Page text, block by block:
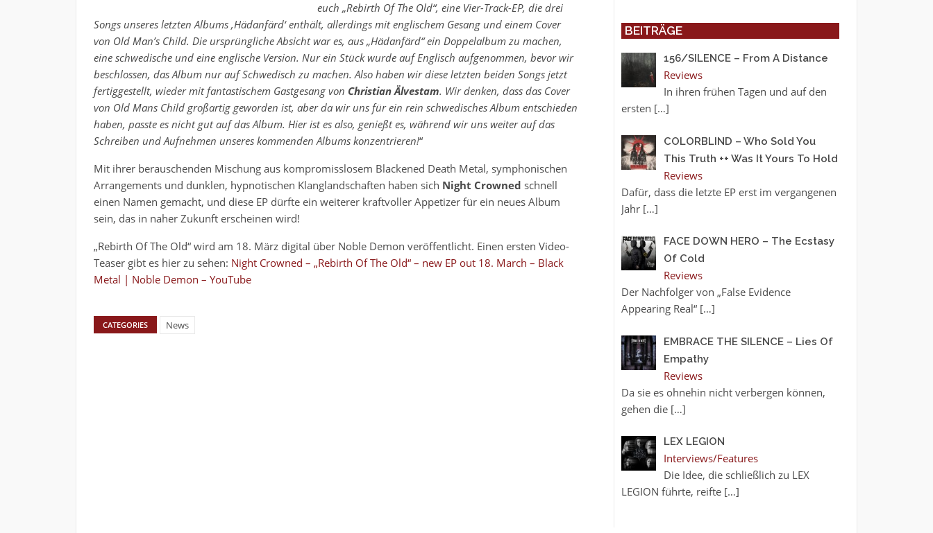
euch „Rebirth Of The Old“, eine Vier-Track-EP, die drei
Songs unseres letzten Albums ‚Hädanfärd‘ enthält, allerdings mit englischem Gesang und einem Cover
von Old Man’s Child. Die ursprüngliche Absicht war es, aus „Hädanfärd“ ein Doppelalbum zu machen,
eine schwedische und eine englische Version. Nur ein Stück wurde auf Englisch aufgenommen, bevor wir
beschlossen, das Album nur auf Schwedisch zu machen. Also haben wir diese letzten beiden Songs jetzt
fertiggestellt, wieder mit fantastischem Gastgesang von Christian Älvestam. Wir denken, dass das Cover
von Old Mans Child großartig geworden ist, aber da wir uns für ein rein schwedisches Album entschieden
haben, passte es nicht gut auf das Album. Hier ist es also, genießt es, während wir uns weiter auf das
Schreiben und Aufnehmen unseres kommenden Albums konzentrieren!“
Mit ihrer berauschenden Mischung aus kompromisslosem Blackened Death Metal, symphonischen
Arrangements und dunklen, hypnotischen Klanglandschaften haben sich Night Crowned schnell
einen Namen gemacht, und diese EP dürfte ein weiterer kraftvoller Appetizer für ein neues Album
sein, das in naher Zukunft erscheinen wird!
„Rebirth Of The Old“ wird am 18. März digital über Noble Demon veröffentlicht. Einen ersten Video-
Teaser gibt es hier zu sehen: Night Crowned – „Rebirth Of The Old“ – new EP out 18. March – Black
Metal | Noble Demon – YouTube
CATEGORIES News
BEITRÄGE
156/SILENCE – From A Distance
Reviews
In ihren frühen Tagen und auf den
ersten […]
COLORBLIND – Who Sold You
This Truth ++ Was It Yours To Hold
Reviews
Dafür, dass die letzte EP erst im vergangenen
Jahr […]
FACE DOWN HERO – The Ecstasy
Of Cold
Reviews
Der Nachfolger von „False Evidence
Appearing Real“ […]
EMBRACE THE SILENCE – Lies Of
Empathy
Reviews
Da sie es ohnehin nicht verbergen können,
gehen die […]
LEX LEGION
Interviews/Features
Die Idee, die schließlich zu LEX
LEGION führte, reifte […]